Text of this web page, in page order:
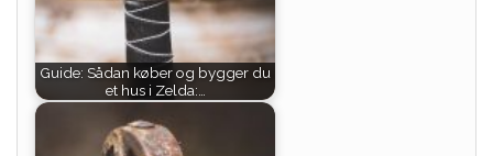
Guide: Sådan køber og bygger du
et hus i Zelda:…